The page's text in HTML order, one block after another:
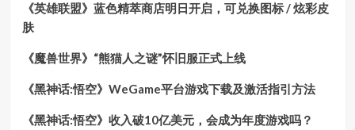
《英雄联盟》蓝色精萃商店明日开启，可兑换图标 / 炫彩皮
肤
《魔兽世界》“熊猫人之谜”怀旧服正式上线
《黑神话:悟空》WeGame平台游戏下载及激活指引方法
《黑神话:悟空》收入破10亿美元，会成为年度游戏吗？